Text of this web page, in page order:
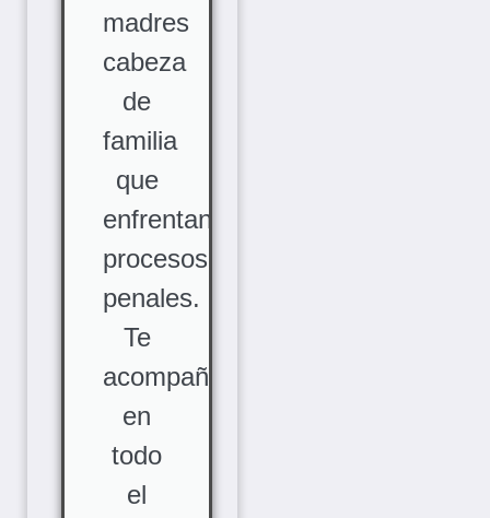
madres
cabeza
de
familia
que
enfrentan
procesos
penales.
Te
acompañamos
en
todo
el